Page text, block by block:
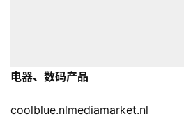
球
店
电器、数码产品
coolblue.nlmediamarket.nl